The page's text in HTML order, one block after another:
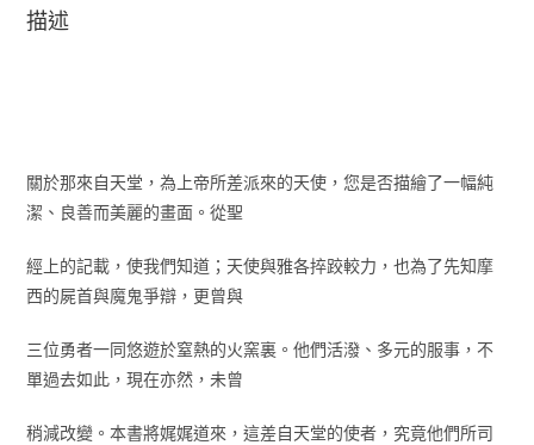
描述
關於那來自天堂，為上帝所差派來的天使，您是否描繪了一幅純
潔、良善而美麗的畫面。從聖
經上的記載，使我們知道；天使與雅各捽跤較力，也為了先知摩
西的屍首與魔鬼爭辯，更曾與
三位勇者一同悠遊於窒熱的火窯裏。他們活潑、多元的服事，不
單過去如此，現在亦然，未曾
稍減改變。本書將娓娓道來，這差自天堂的使者，究竟他們所司